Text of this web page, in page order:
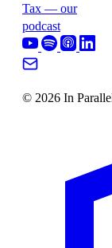
Tax — our
podcast
© 2026 In